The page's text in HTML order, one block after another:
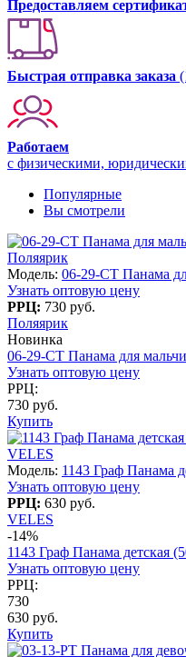
Предоставляем
Быстрая отправка заказа
Работаем
с физическими,
Популярные
Вы смотрели
Поляярик
Модель: 06-29-CT Панама
Узнать оптовую цену
РРЦ: 730 руб.
Поляярик
Новинка
06-29-CT Панама для
Узнать оптовую цену
РРЦ:
730 руб.
Купить
VELES
Модель: 1143 Граф Панама
Узнать оптовую цену
РРЦ: 630 руб.
VELES
-14%
1143 Граф Панама детская
Узнать оптовую цену
РРЦ:
730
630 руб.
Купить